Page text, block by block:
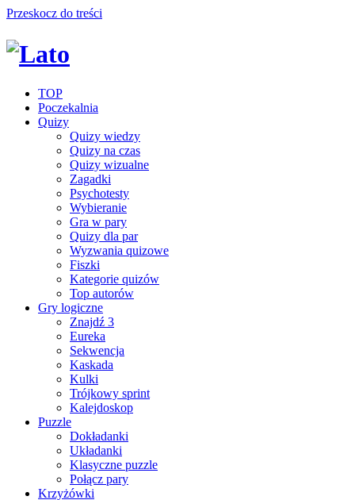
Przeskocz do treści
TOP
Poczekalnia
Quizy
Quizy wiedzy
Quizy na czas
Quizy wizualne
Zagadki
Psychotesty
Wybieranie
Gra w pary
Quizy dla par
Wyzwania quizowe
Fiszki
Kategorie quizów
Top autorów
Gry logiczne
Znajdź 3
Eureka
Sekwencja
Kaskada
Kulki
Trójkowy sprint
Kalejdoskop
Puzzle
Dokładanki
Układanki
Klasyczne puzzle
Połącz pary
Krzyżówki